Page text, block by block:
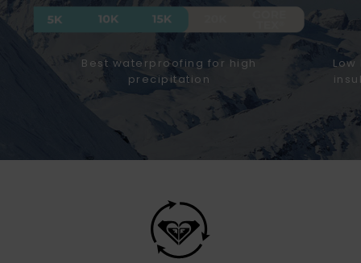
Best waterproofing for high
precipitation